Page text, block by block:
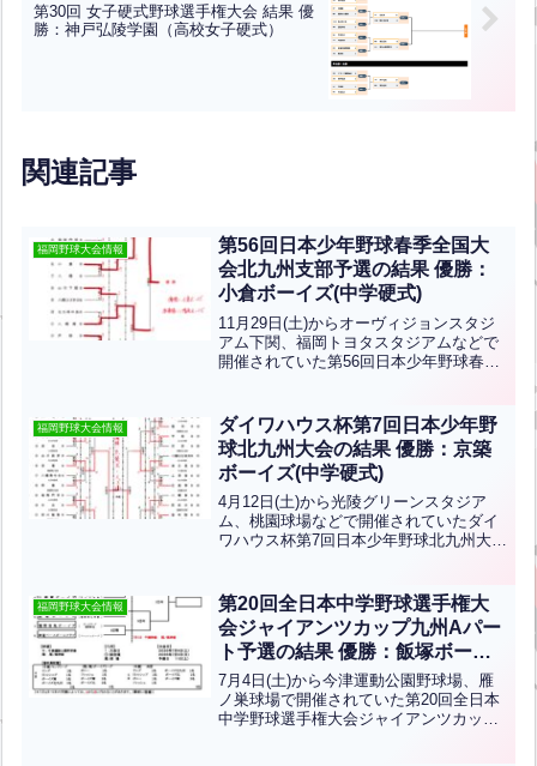
第30回 女子硬式野球選手権大会 結果 優
勝：神戸弘陵学園（高校女子硬式）
関連記事
福岡野球大会情報
第56回日本少年野球春季全国大
会北九州支部予選の結果 優勝：
小倉ボーイズ(中学硬式)
11月29日(土)からオーヴィジョンスタジ
アム下関、福岡トヨタスタジアムなどで
開催されていた第56回日本少年野球春季
イズです！優勝した小倉ボーイズは全国
大会に出場します...全文はクリック
福岡野球大会情報
ダイワハウス杯第7回日本少年野
球北九州大会の結果 優勝：京築
ボーイズ(中学硬式)
4月12日(土)から光陵グリーンスタジア
ム、桃園球場などで開催されていたダイ
ワハウス杯第7回日本少年野球北九州大会
ズ・津久見ボーイズです！優勝おめでと
うございます！北九...全文はクリック
福岡野球大会情報
第20回全日本中学野球選手権大
会ジャイアンツカップ九州Aパー
ト予選の結果 優勝：飯塚ボーイ
ズ(中学硬式)
7月4日(土)から今津運動公園野球場、雁
ノ巣球場で開催されていた第20回全日本
中学野球選手権大会ジャイアンツカップ